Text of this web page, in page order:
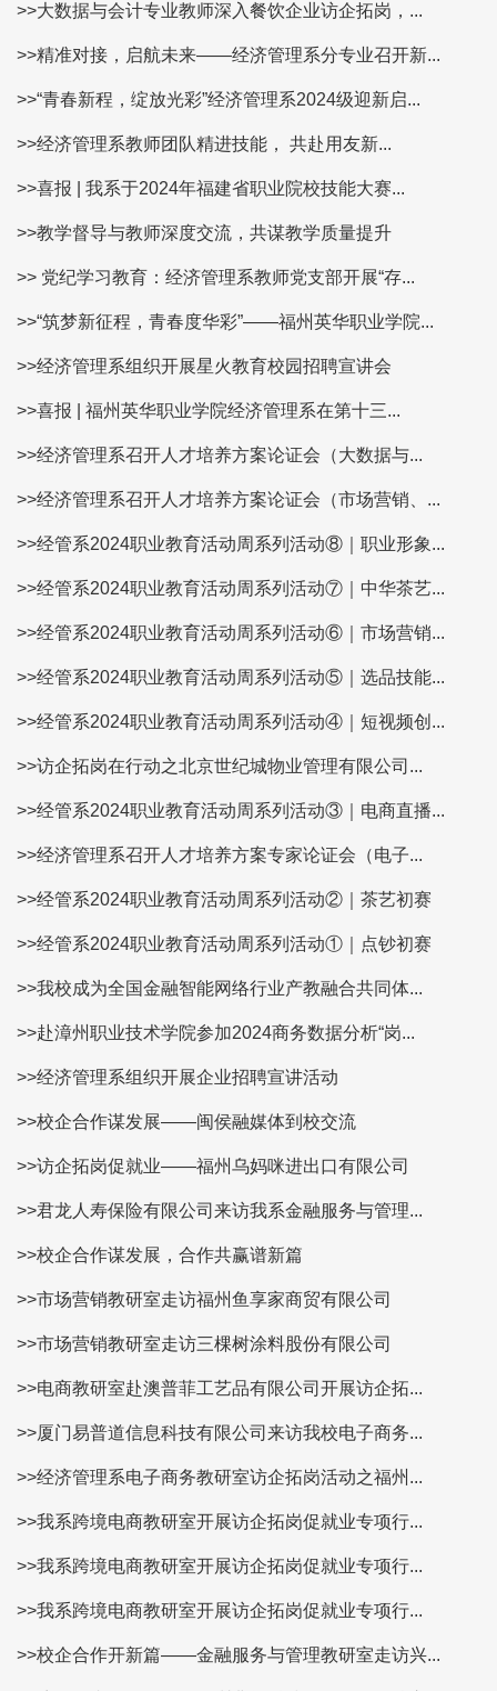
>>大数据与会计专业教师深入餐饮企业访企拓岗，...
>>精准对接，启航未来——经济管理系分专业召开新...
>>“青春新程，绽放光彩”经济管理系2024级迎新启...
>>经济管理系教师团队精进技能， 共赴用友新...
>>喜报 | 我系于2024年福建省职业院校技能大赛...
>>教学督导与教师深度交流，共谋教学质量提升
>> 党纪学习教育：经济管理系教师党支部开展“存...
>>“筑梦新征程，青春度华彩”——福州英华职业学院...
>>经济管理系组织开展星火教育校园招聘宣讲会
>>喜报 | 福州英华职业学院经济管理系在第十三...
>>经济管理系召开人才培养方案论证会（大数据与...
>>经济管理系召开人才培养方案论证会（市场营销、...
>>经管系2024职业教育活动周系列活动⑧｜职业形象...
>>经管系2024职业教育活动周系列活动⑦｜中华茶艺...
>>经管系2024职业教育活动周系列活动⑥｜市场营销...
>>经管系2024职业教育活动周系列活动⑤｜选品技能...
>>经管系2024职业教育活动周系列活动④｜短视频创...
>>访企拓岗在行动之北京世纪城物业管理有限公司...
>>经管系2024职业教育活动周系列活动③｜电商直播...
>>经济管理系召开人才培养方案专家论证会（电子...
>>经管系2024职业教育活动周系列活动②｜茶艺初赛
>>经管系2024职业教育活动周系列活动①｜点钞初赛
>>我校成为全国金融智能网络行业产教融合共同体...
>>赴漳州职业技术学院参加2024商务数据分析“岗...
>>经济管理系组织开展企业招聘宣讲活动
>>校企合作谋发展——闽侯融媒体到校交流
>>访企拓岗促就业——福州乌妈咪进出口有限公司
>>君龙人寿保险有限公司来访我系金融服务与管理...
>>校企合作谋发展，合作共赢谱新篇
>>市场营销教研室走访福州鱼享家商贸有限公司
>>市场营销教研室走访三棵树涂料股份有限公司
>>电商教研室赴澳普菲工艺品有限公司开展访企拓...
>>厦门易普道信息科技有限公司来访我校电子商务...
>>经济管理系电子商务教研室访企拓岗活动之福州...
>>我系跨境电商教研室开展访企拓岗促就业专项行...
>>我系跨境电商教研室开展访企拓岗促就业专项行...
>>我系跨境电商教研室开展访企拓岗促就业专项行...
>>校企合作开新篇——金融服务与管理教研室走访兴...